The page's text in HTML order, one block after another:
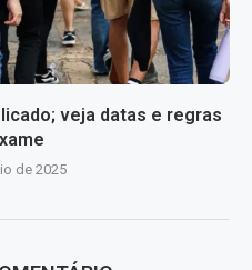
veja datas e regras
de 2025